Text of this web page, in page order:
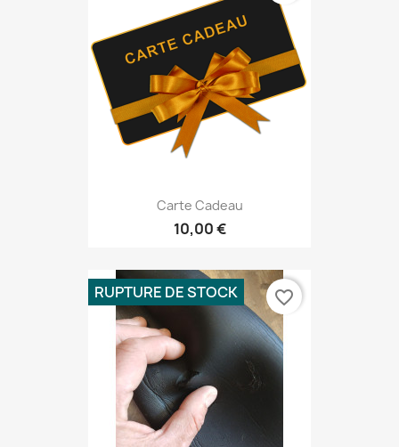
Carte Cadeau
10,00 €
RUPTURE DE STOCK favorite_border